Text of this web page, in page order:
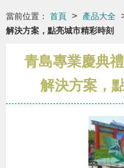
當前位置： 首頁 > 產品大全
解決方案，點亮城市精彩時刻
青島專業慶典
解決方案，